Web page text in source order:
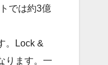
では約3億
。Lock &
ります。一